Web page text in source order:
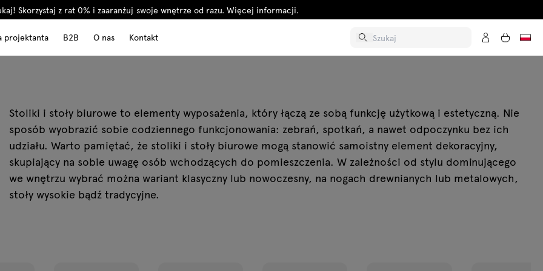
Skorzystaj z rat 0% i zaaranżuj swoje wnętrze od razu. Więcej informacji.
projektanta B2B O nas Kontakt
Stoliki i stoły biurowe to elementy wyposażenia, który łączą ze sobą funkcję użytkową i estetyczną. Nie
sposób wyobrazić sobie codziennego funkcjonowania: zebrań, spotkań, a nawet odpoczynku bez ich
udziału. Warto pamiętać, że stoliki i stoły biurowe mogą stanowić samoistny element dekoracyjny,
skupiający na sobie uwagę osób wchodzących do pomieszczenia. W zależności od stylu dominującego
we wnętrzu wybrać można wariant klasyczny lub nowoczesny, na nogach drewnianych lub metalowych,
stoły wysokie bądź tradycyjne.